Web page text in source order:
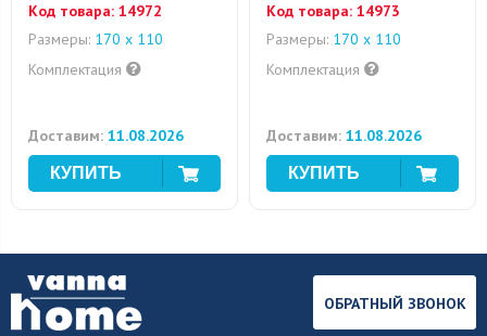
Код товара: 14972
Размеры: 170 x 110
Комплектация
Доставим: 11.08.2026
Код товара: 14973
Размеры: 170 x 110
Комплектация
Доставим: 11.08.2026
ОБРАТНЫЙ ЗВОНОК